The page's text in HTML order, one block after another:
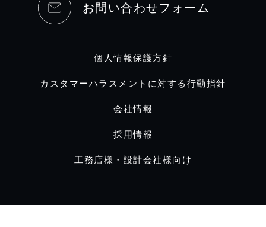
お問い合わせフォーム
個人情報保護方針
カスタマーハラスメントに対する行動指針
会社情報
採用情報
工務店様・設計会社様向け